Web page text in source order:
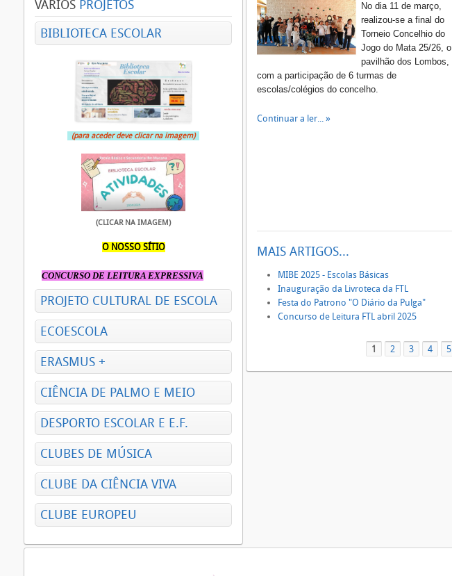
No dia 11 de março,
realizou-se a final do
Torneio Concelhio do
Jogo do Mata 25/26, o
pavilhão dos Lombos,
com a participação de 6 turmas de
escolas/colégios do concelho.
Continuar a ler...
MAIS ARTIGOS...
MIBE 2025 - Escolas Básicas
Inauguração da Livroteca da FTL
Festa do Patrono "O Diário da Pulga"
Concurso de Leitura FTL abril 2025
1 2 3 4 5
VARIOS PROJETOS
BIBLIOTECA ESCOLAR
(para aceder deve clicar na imagem)
(CLICAR NA IMAGEM)
O NOSSO SÍTIO
CONCURSO DE LEITURA EXPRESSIVA
PROJETO CULTURAL DE ESCOLA
ECOESCOLA
ERASMUS +
CIÊNCIA DE PALMO E MEIO
DESPORTO ESCOLAR E E.F.
CLUBES DE MÚSICA
CLUBE DA CIÊNCIA VIVA
CLUBE EUROPEU